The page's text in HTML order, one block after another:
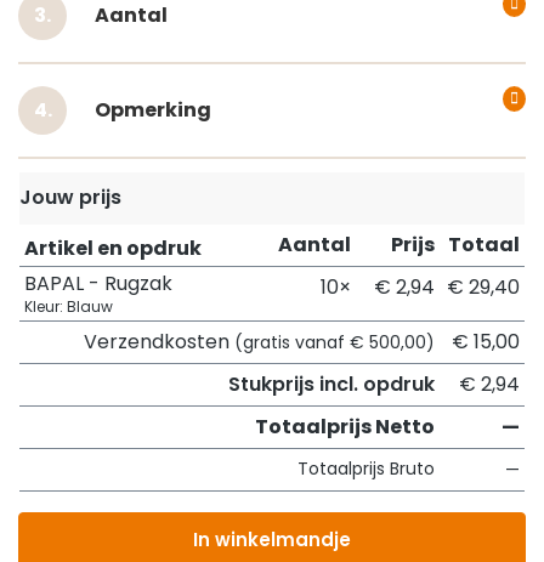
Aantal
Opmerking
Jouw prijs
Artikel en opdruk
Aantal Prijs Totaal
BAPAL - Rugzak
Kleur: Blauw
10× € 2,94 € 29,40
Verzendkosten (gratis vanaf € 500,00)
€ 15,00
Stukprijs incl. opdruk
€ 2,94
Totaalprijs Netto
—
Totaalprijs Bruto —
In winkelmandje